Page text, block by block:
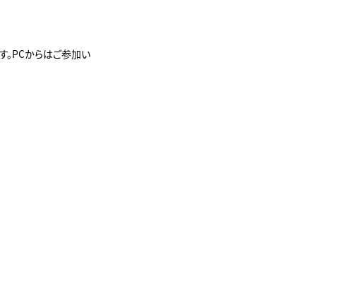
PCからはご参加い